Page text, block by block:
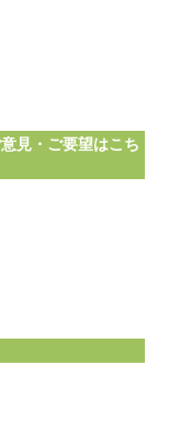
見・ご要望はこち